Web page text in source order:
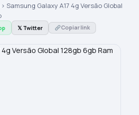
Samsung Galaxy A17 4g Versão Global
𝕏 Twitter Copiar link